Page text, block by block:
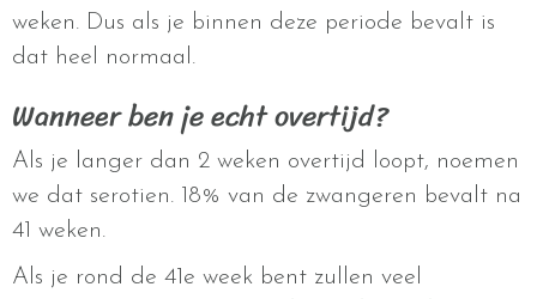
weken. Dus als je binnen deze periode bevalt is
dat heel normaal.
Wanneer ben je echt overtijd?
Als je langer dan 2 weken overtijd loopt, noemen
we dat serotien. 18% van de zwangeren bevalt na
41 weken.
Als je rond de 41e week bent zullen veel